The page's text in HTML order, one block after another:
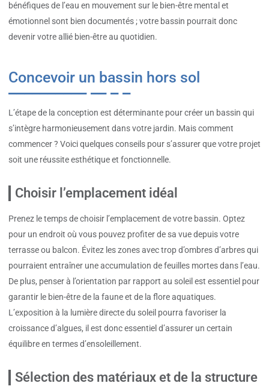
bénéfiques de l’eau en mouvement sur le bien-être mental et
émotionnel sont bien documentés ; votre bassin pourrait donc
devenir votre allié bien-être au quotidien.
Concevoir un bassin hors sol
L’étape de la conception est déterminante pour créer un bassin qui
s’intègre harmonieusement dans votre jardin. Mais comment
commencer ? Voici quelques conseils pour s’assurer que votre projet
soit une réussite esthétique et fonctionnelle.
Choisir l’emplacement idéal
Prenez le temps de choisir l’emplacement de votre bassin. Optez
pour un endroit où vous pouvez profiter de sa vue depuis votre
terrasse ou balcon. Évitez les zones avec trop d’ombres d’arbres qui
pourraient entraîner une accumulation de feuilles mortes dans l’eau.
De plus, penser à l’orientation par rapport au soleil est essentiel pour
garantir le bien-être de la faune et de la flore aquatiques.
L’exposition à la lumière directe du soleil pourra favoriser la
croissance d’algues, il est donc essentiel d’assurer un certain
équilibre en termes d’ensoleillement.
Sélection des matériaux et de la structure